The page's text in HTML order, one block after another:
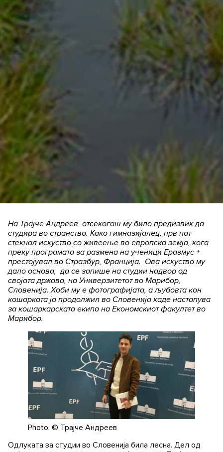
На Трајче Андреев отсекогаш му било предизвик да
студира во странство. Како гимназијалец, прв пат
стекнал искуство со живеење во европска земја, кога
преку програмата за размена на ученици Еразмус +
престојувал во Стразбур, Франција. Ова искуство му
дало основа, да се запише на студии надвор од
својата држава, на Универзитетот во Марибор,
Словенија. Хоби му е фотографијата, а љубовта кон
кошарката ја продолжил во Словенија каде настапува
за кошаркарската екипа на Економскиот факултет во
Марибор.
Photo: © Трајче Андреев
Одлуката за студии во Словенија била лесна. Дел од
Бесплатна консултација
Се согласувам со обработка на моите лични
податоци
Се согласувам со условите за користење